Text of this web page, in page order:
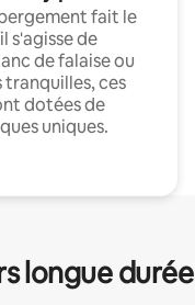
fait le
s'agisse de
de falaise ou
tranquilles, ces
dotées de
uniques.
longue durée